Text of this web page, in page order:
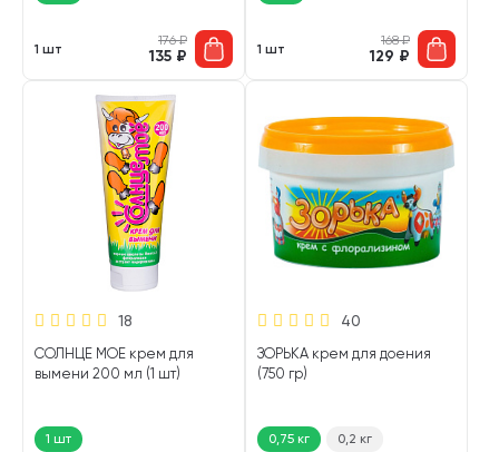
1 шт
176₽
135 ₽ 1 шт
168₽
129 ₽
18
СОЛНЦЕ МОЕ крем для
вымени 200 мл (1 шт)
1 шт
40
ЗОРЬКА крем для доения
(750 гр)
0,75 кг 0,2 кг